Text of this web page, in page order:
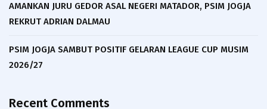
AMANKAN JURU GEDOR ASAL NEGERI MATADOR, PSIM JOGJA
REKRUT ADRIAN DALMAU
PSIM JOGJA SAMBUT POSITIF GELARAN LEAGUE CUP MUSIM
2026/27
Recent Comments